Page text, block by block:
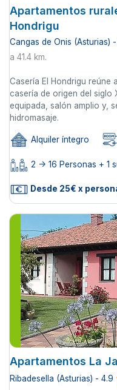
Apartamentos
Hondrigu
Cangas de Onis (Asturias)
a 41.4 km.
Casería El Hondrigu reúne
casería de origen del siglo
equipada, salón amplio y,
hidromasaje.
Alquiler íntegro
2 -> 16 Personas + 1
Desde 25€ x
Apartamentos La
Ribadesella (Asturias) - 4.9